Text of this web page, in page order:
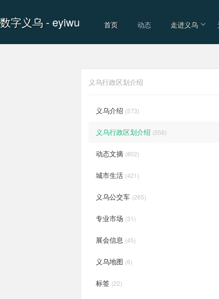
数字义乌 - eyiwu 首页 动态 走进义乌
义乌行政区划介绍
义乌介绍 (573)
义乌行政区划介绍 (556)
动态文摘 (802)
城市生活 (421)
义乌公交车 (265)
专业市场 (31)
展会信息 (45)
义乌地图 (6)
标签 (22)